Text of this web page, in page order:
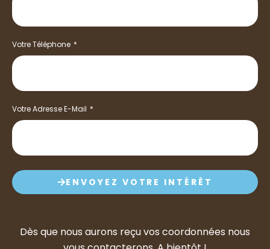
Votre Téléphone
Votre Adresse E-Mail
ENVOYEZ VOTRE INTÉRÊT
Dès que nous aurons reçu vos coordonnées nous